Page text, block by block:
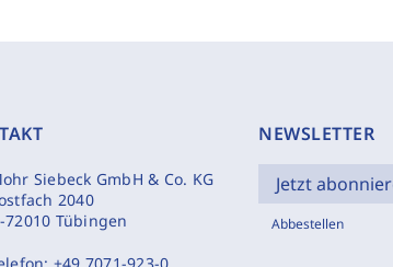
Siebeck GmbH & Co. KG
2040
72010 Tübingen
NEWSLETTER
Jetzt
Abbestellen